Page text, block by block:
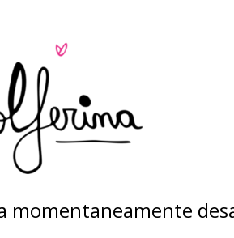
momentaneamente